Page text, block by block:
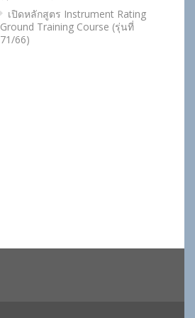
เปิดหลักสูตร Instrument Rating
Ground Training Course (รุ่นที่
71/66)